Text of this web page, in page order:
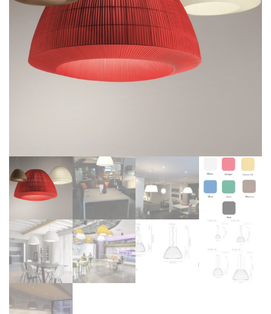
TABLE BASSE
FAUTEUILS
SALLES À MANGER
CONVERTIBLE
MATELAS
CADRES DE LIT
TÊTES DE LITS
LITS FIXES
MEUBLES DE COMPLÉMENT